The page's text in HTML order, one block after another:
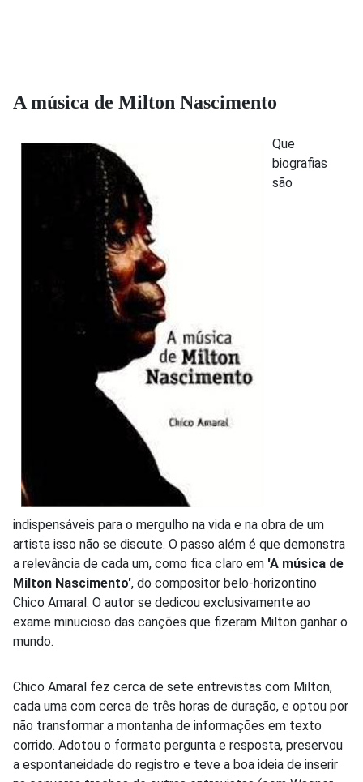
A música de Milton Nascimento
Que
biografias
são
indispensáveis para o mergulho na vida e na obra de um
artista isso não se discute. O passo além é que demonstra
a relevância de cada um, como fica claro em 'A música de
Milton Nascimento', do compositor belo-horizontino
Chico Amaral. O autor se dedicou exclusivamente ao
exame minucioso das canções que fizeram Milton ganhar o
mundo.
Chico Amaral fez cerca de sete entrevistas com Milton,
cada uma com cerca de três horas de duração, e optou por
não transformar a montanha de informações em texto
corrido. Adotou o formato pergunta e resposta, preservou
a espontaneidade do registro e teve a boa ideia de inserir